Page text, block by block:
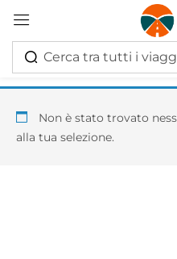
Non è stato trovato
alla tua selezione.